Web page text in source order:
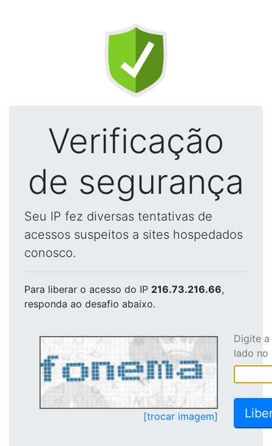
Verificação
de segurança
Seu IP fez diversas tentativas de
acessos suspeitos a sites hospedados
conosco.
Para liberar o acesso do IP 216.73.216.66,
responda ao desafio abaixo.
[trocar imagem]
Digite
lado no